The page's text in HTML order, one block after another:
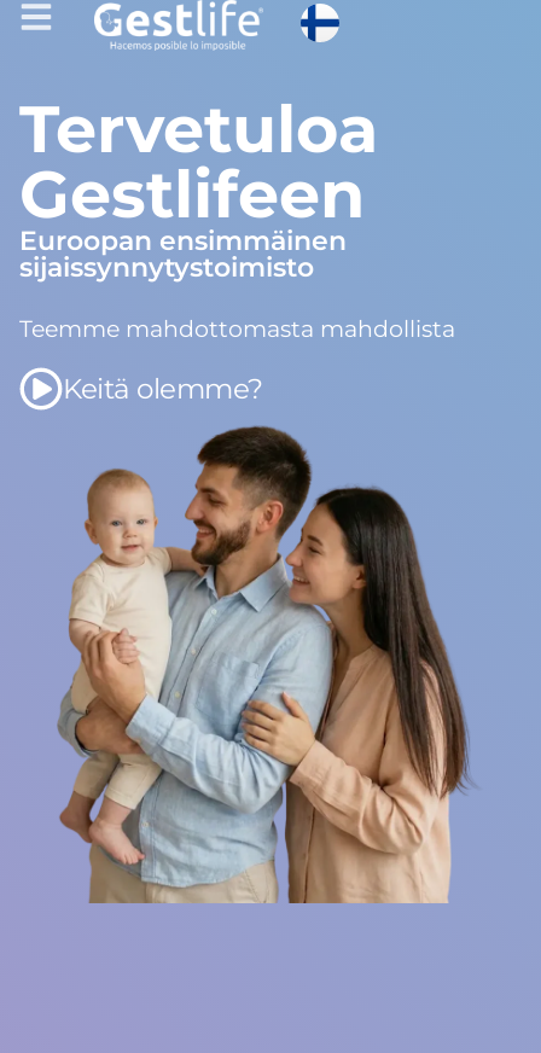
Tervetuloa
Gestlifeen
Euroopan ensimmäinen
sijaissynnytystoimisto
Teemme mahdottomasta mahdollista
Keitä olemme?